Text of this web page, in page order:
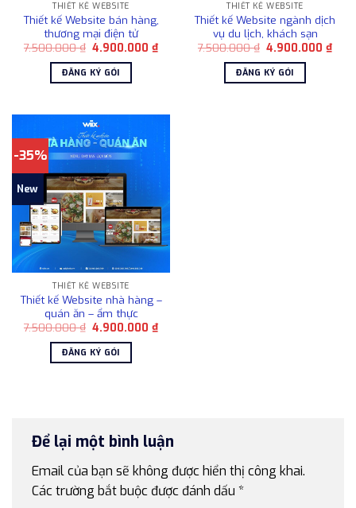
THIẾT KẾ WEBSITE
Thiết kế Website bán hàng,
thương mại điện tử
7.500.000₫ Giá
là:
7.500.000 ₫.
4.900.000₫Giá
ĐĂNG KÝ GÓI
THIẾT KẾ WEBSITE
Thiết kế Website ngành dịch
vụ du lịch, khách sạn
7.500.000₫ Giá
là:
7.500.000 ₫.
4.900.000₫Giá
ĐĂNG KÝ GÓI
-35%
New
THIẾT KẾ WEBSITE
Thiết kế Website nhà hàng –
quán ăn – ẩm thực
7.500.000₫ Giá
là:
7.500.000 ₫.
4.900.000₫Giá
hiện
ĐĂNG KÝ GÓI
Để lại một bình luận
Email của bạn sẽ không được hiển thị công khai.
Các trường bắt buộc được đánh dấu *